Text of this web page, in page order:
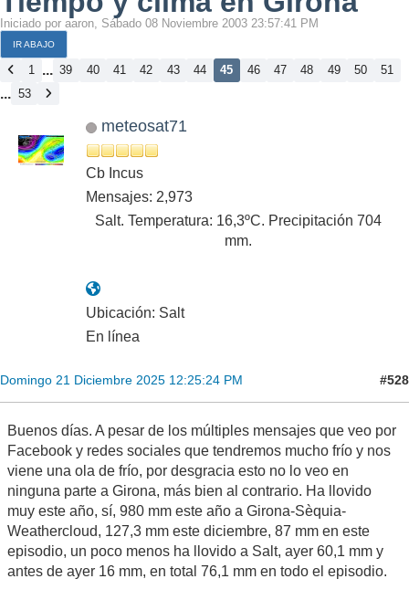
Iniciado por aaron, Sábado 08 Noviembre 2003 23:57:41 PM
IR ABAJO
1 ... 39 40 41 42 43 44 45 46 47 48 49 50 51
... 53
meteosat71
Cb Incus
Mensajes: 2,973
Salt. Temperatura: 16,3ºC. Precipitación 704
mm.
Ubicación: Salt
En línea
Domingo 21 Diciembre 2025 12:25:24 PM #528
Buenos días. A pesar de los múltiples mensajes que veo por
Facebook y redes sociales que tendremos mucho frío y nos
viene una ola de frío, por desgracia esto no lo veo en
ninguna parte a Girona, más bien al contrario. Ha llovido
muy este año, sí, 980 mm este año a Girona-Sèquia-
Weathercloud, 127,3 mm este diciembre, 87 mm en este
episodio, un poco menos ha llovido a Salt, ayer 60,1 mm y
antes de ayer 16 mm, en total 76,1 mm en todo el episodio.